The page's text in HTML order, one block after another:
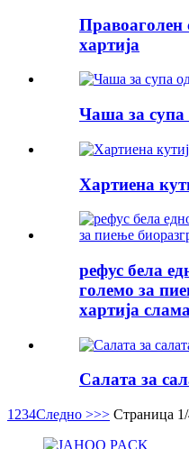
Правоаголен
хартија
Чаша за супа
Хартиена
рефус бела
големо за
хартија слама
Салата за
1 234Следно >>> Страница